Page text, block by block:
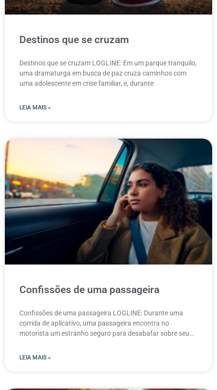
Destinos que se cruzam
Destinos que se cruzam LOGLINE: Em um parque tranquilo,
uma dramaturga em busca de paz cruza caminhos com
uma adolescente em crise familiar, e, durante
LEIA MAIS »
Confissões de uma passageira
Confissões de uma passageira LOGLINE: Durante uma
corrida de aplicativo, uma passageira encontra no
motorista um estranho seguro para desabafar sobre seu
LEIA MAIS »